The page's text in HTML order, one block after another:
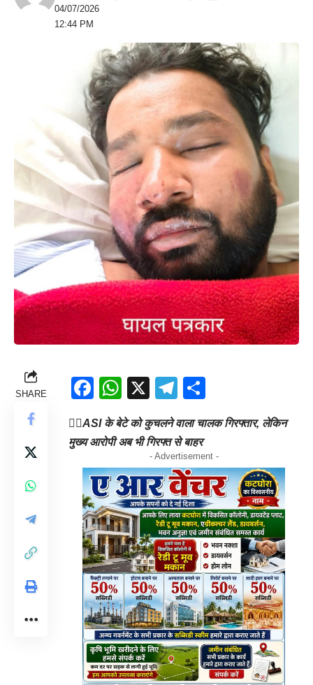
04/07/2026
12:44 PM
SHARE Facebook
WhatsApp
X Telegram
👉🏻ASI के बेटे को कुचलने वाला चालक गिरफ्तार, लेकिन
मुख्य आरोपी अब भी गिरफ्त से बाहर
- Advertisement -